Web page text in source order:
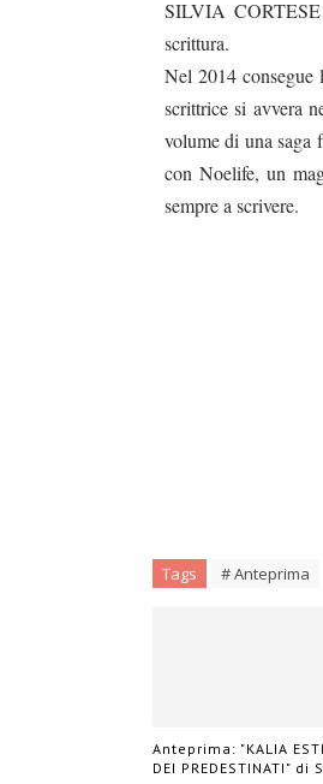
SILVIA
scrittura.
Nel 2014
scrittrice si avvera
volume di una saga
con Noelife, un
sempre a scrivere.
Tags # Anteprima
Anteprima: "KALIA
DEI PREDESTINATI"